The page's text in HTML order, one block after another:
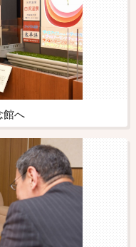
館へ